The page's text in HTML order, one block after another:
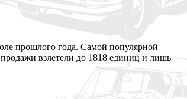
прошлого года. Самой популярной
взлетели до 1818 единиц и лишь